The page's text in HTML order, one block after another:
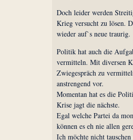
Doch leider werden
Krieg versucht zu lösen.
wieder auf`s neue traurig.
Politik hat auch die
vermitteln. Mit diversen
Zwiegespräch zu
anstrengend vor.
Momentan hat es die
Krise jagt die nächste.
Egal welche Partei da
können es eh nie allen
Ich möchte nicht